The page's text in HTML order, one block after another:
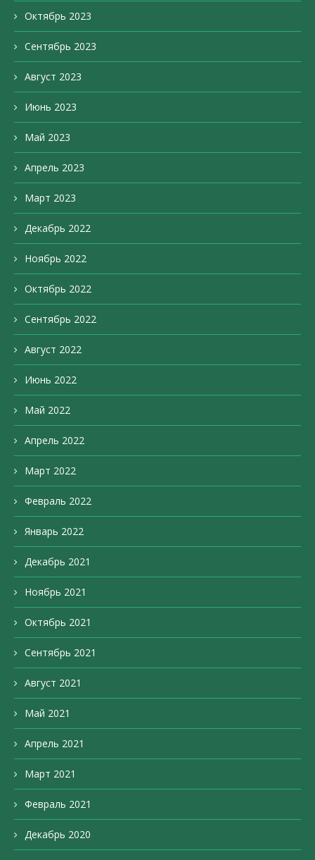
Октябрь 2023
Сентябрь 2023
Август 2023
Июнь 2023
Май 2023
Апрель 2023
Март 2023
Декабрь 2022
Ноябрь 2022
Октябрь 2022
Сентябрь 2022
Август 2022
Июнь 2022
Май 2022
Апрель 2022
Март 2022
Февраль 2022
Январь 2022
Декабрь 2021
Ноябрь 2021
Октябрь 2021
Сентябрь 2021
Август 2021
Май 2021
Апрель 2021
Март 2021
Февраль 2021
Декабрь 2020